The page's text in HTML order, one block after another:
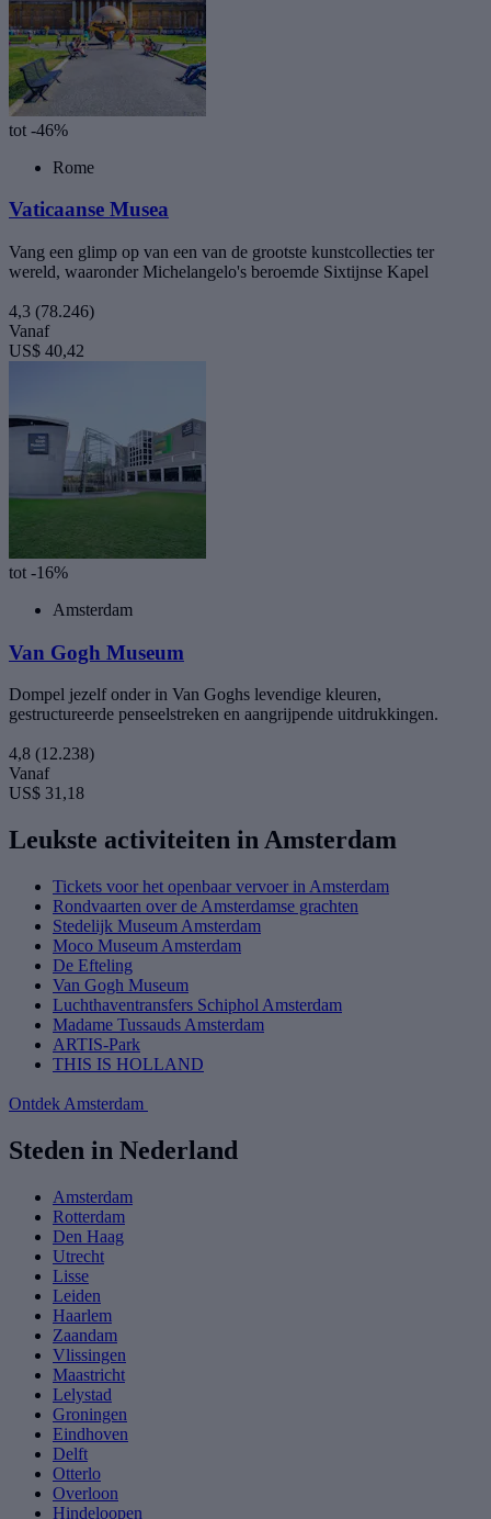
tot -46%
Rome
Vaticaanse Musea
Vang een glimp op van een van de grootste kunstcollecties ter
wereld, waaronder Michelangelo's beroemde Sixtijnse Kapel
4,3 (78.246)
Vanaf
US$ 40,42
tot -16%
Amsterdam
Van Gogh Museum
Dompel jezelf onder in Van Goghs levendige kleuren,
gestructureerde penseelstreken en aangrijpende uitdrukkingen.
4,8 (12.238)
Vanaf
US$ 31,18
Leukste activiteiten in Amsterdam
Tickets voor het openbaar vervoer in Amsterdam
Rondvaarten over de Amsterdamse grachten
Stedelijk Museum Amsterdam
Moco Museum Amsterdam
De Efteling
Van Gogh Museum
Luchthaventransfers Schiphol Amsterdam
Madame Tussauds Amsterdam
ARTIS-Park
THIS IS HOLLAND
Ontdek Amsterdam
Steden in Nederland
Amsterdam
Rotterdam
Den Haag
Utrecht
Lisse
Leiden
Haarlem
Zaandam
Vlissingen
Maastricht
Lelystad
Groningen
Eindhoven
Delft
Otterlo
Overloon
Hindeloopen